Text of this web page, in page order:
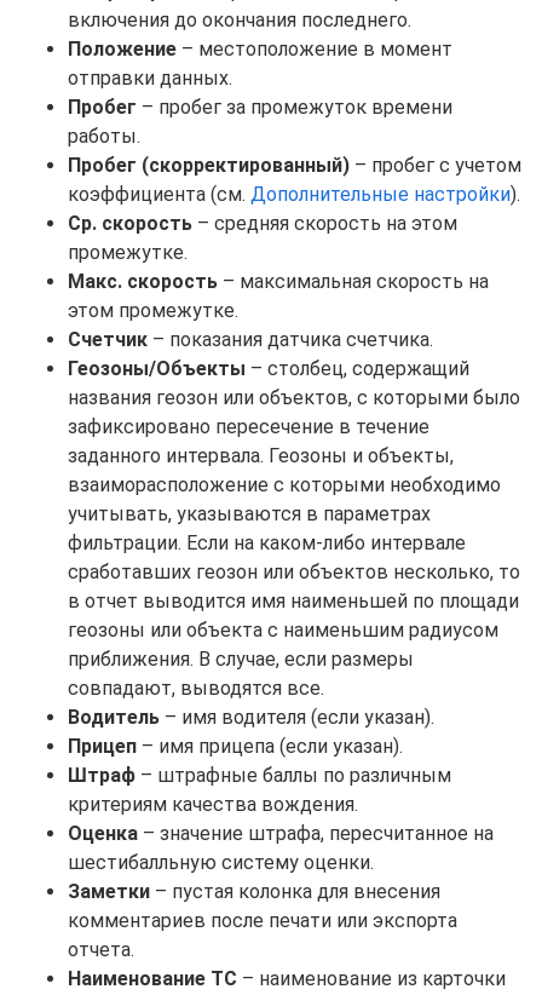
включения до окончания последнего.
Положение – местоположение в момент
отправки данных.
Пробег – пробег за промежуток времени
работы.
Пробег (скорректированный) – пробег с учетом
коэффициента (см. Дополнительные настройки).
Ср. скорость – средняя скорость на этом
промежутке.
Макс. скорость – максимальная скорость на
этом промежутке.
Счетчик – показания датчика счетчика.
Геозоны/Объекты – столбец, содержащий
названия геозон или объектов, с которыми было
зафиксировано пересечение в течение
заданного интервала. Геозоны и объекты,
взаиморасположение с которыми необходимо
учитывать, указываются в параметрах
фильтрации. Если на каком-либо интервале
сработавших геозон или объектов несколько, то
в отчет выводится имя наименьшей по площади
геозоны или объекта с наименьшим радиусом
приближения. В случае, если размеры
совпадают, выводятся все.
Водитель – имя водителя (если указан).
Прицеп – имя прицепа (если указан).
Штраф – штрафные баллы по различным
критериям качества вождения.
Оценка – значение штрафа, пересчитанное на
шестибалльную систему оценки.
Заметки – пустая колонка для внесения
комментариев после печати или экспорта
отчета.
Наименование ТС – наименование из карточки